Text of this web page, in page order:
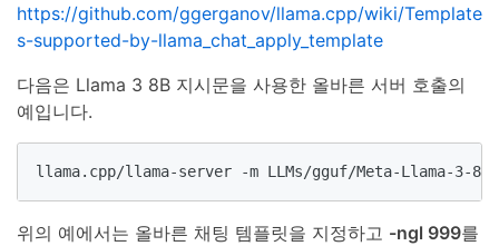
https://github.com/ggerganov/llama.cpp/wiki/Template
s-supported-by-llama_chat_apply_template
다음은 Llama 3 8B 지시문을 사용한 올바른 서버 호출의
예입니다.
llama.cpp/llama-server -m LLMs/gguf/Meta-Llama-
위의 예에서는 올바른 채팅 템플릿을 지정하고 -ngl 999를